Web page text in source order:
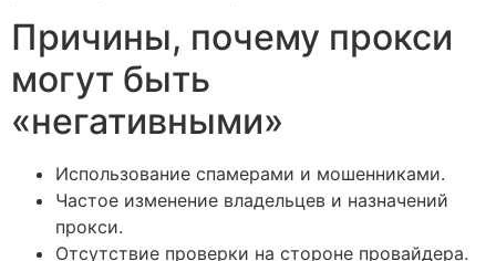
Причины, почему прокси
могут быть
«негативными»
Использование спамерами и мошенниками.
Частое изменение владельцев и назначений
прокси.
Отсутствие проверки на стороне провайдера.